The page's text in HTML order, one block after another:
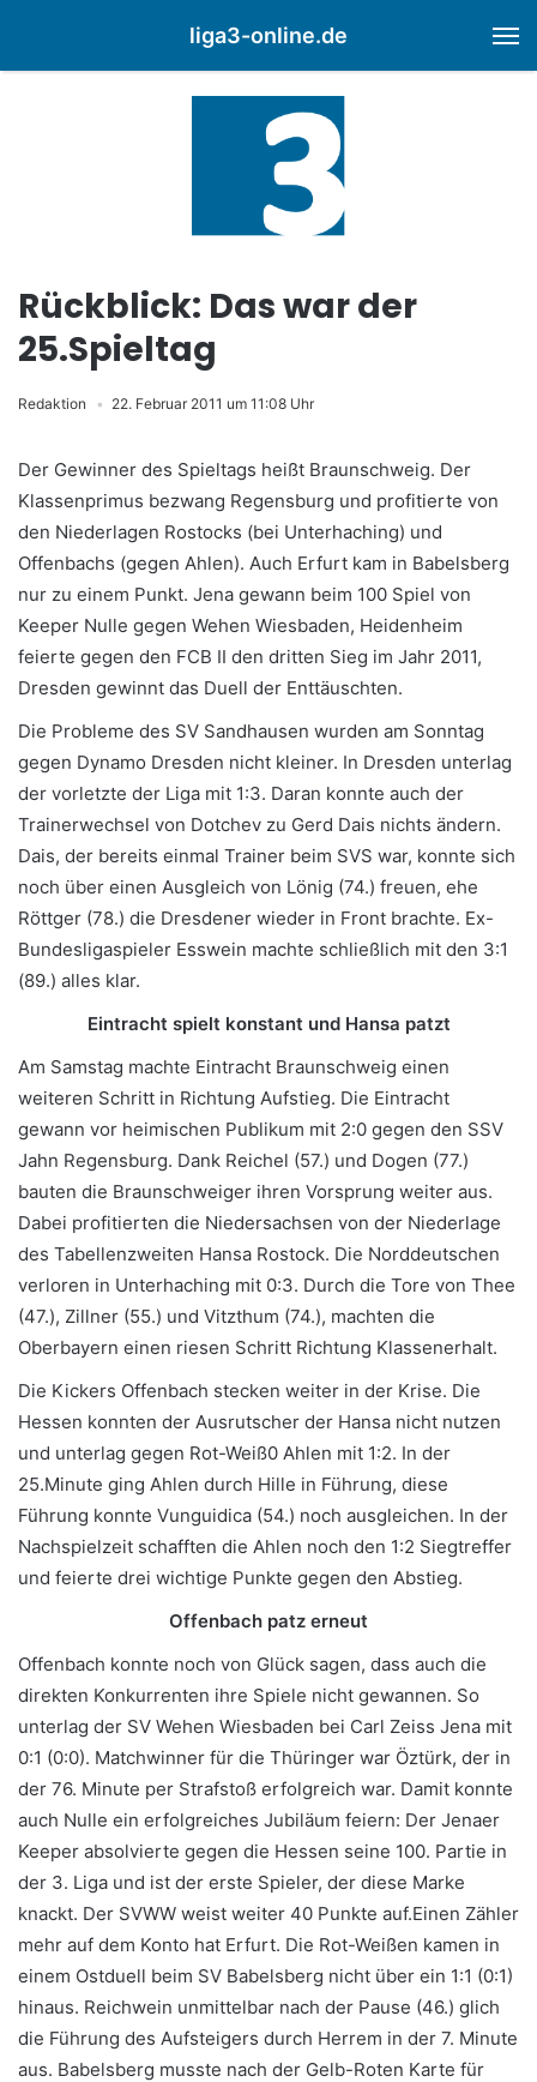
liga3-online.de
Rückblick: Das war der
25.Spieltag
Redaktion 22. Februar 2011 um 11:08 Uhr
Der Gewinner des Spieltags heißt Braunschweig. Der
Klassenprimus bezwang Regensburg und profitierte von
den Niederlagen Rostocks (bei Unterhaching) und
Offenbachs (gegen Ahlen). Auch Erfurt kam in Babelsberg
nur zu einem Punkt. Jena gewann beim 100 Spiel von
Keeper Nulle gegen Wehen Wiesbaden, Heidenheim
feierte gegen den FCB II den dritten Sieg im Jahr 2011,
Dresden gewinnt das Duell der Enttäuschten.
Die Probleme des SV Sandhausen wurden am Sonntag
gegen Dynamo Dresden nicht kleiner. In Dresden unterlag
der vorletzte der Liga mit 1:3. Daran konnte auch der
Trainerwechsel von Dotchev zu Gerd Dais nichts ändern.
Dais, der bereits einmal Trainer beim SVS war, konnte sich
noch über einen Ausgleich von Lönig (74.) freuen, ehe
Röttger (78.) die Dresdener wieder in Front brachte. Ex-
Bundesligaspieler Esswein machte schließlich mit den 3:1
(89.) alles klar.
Eintracht spielt konstant und Hansa patzt
Am Samstag machte Eintracht Braunschweig einen
weiteren Schritt in Richtung Aufstieg. Die Eintracht
gewann vor heimischen Publikum mit 2:0 gegen den SSV
Jahn Regensburg. Dank Reichel (57.) und Dogen (77.)
bauten die Braunschweiger ihren Vorsprung weiter aus.
Dabei profitierten die Niedersachsen von der Niederlage
des Tabellenzweiten Hansa Rostock. Die Norddeutschen
verloren in Unterhaching mit 0:3. Durch die Tore von Thee
(47.), Zillner (55.) und Vitzthum (74.), machten die
Oberbayern einen riesen Schritt Richtung Klassenerhalt.
Die Kickers Offenbach stecken weiter in der Krise. Die
Hessen konnten der Ausrutscher der Hansa nicht nutzen
und unterlag gegen Rot-Weiß0 Ahlen mit 1:2. In der
25.Minute ging Ahlen durch Hille in Führung, diese
Führung konnte Vunguidica (54.) noch ausgleichen. In der
Nachspielzeit schafften die Ahlen noch den 1:2 Siegtreffer
und feierte drei wichtige Punkte gegen den Abstieg.
Offenbach patz erneut
Offenbach konnte noch von Glück sagen, dass auch die
direkten Konkurrenten ihre Spiele nicht gewannen. So
unterlag der SV Wehen Wiesbaden bei Carl Zeiss Jena mit
0:1 (0:0). Matchwinner für die Thüringer war Öztürk, der in
der 76. Minute per Strafstoß erfolgreich war. Damit konnte
auch Nulle ein erfolgreiches Jubiläum feiern: Der Jenaer
Keeper absolvierte gegen die Hessen seine 100. Partie in
der 3. Liga und ist der erste Spieler, der diese Marke
knackt. Der SVWW weist weiter 40 Punkte auf.Einen Zähler
mehr auf dem Konto hat Erfurt. Die Rot-Weißen kamen in
einem Ostduell beim SV Babelsberg nicht über ein 1:1 (0:1)
hinaus. Reichwein unmittelbar nach der Pause (46.) glich
die Führung des Aufsteigers durch Herrem in der 7. Minute
aus. Babelsberg musste nach der Gelb-Roten Karte für